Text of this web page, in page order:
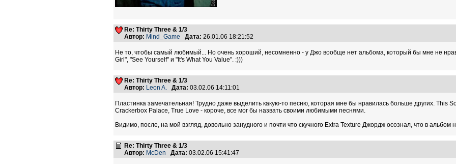
Re: Thirty Three & 1/3
Автор: Mind_Game Дата: 26.01.06 18:21:52
Не то, чтобы самый любимый... Но очень хороший, несомненно - у Джо вообще нет альбома, который бы мне не
Girl", "See Yourself" и "It's What You Value". :)))
Re: Thirty Three & 1/3
Автор: Leon A. Дата: 03.02.06 14:11:01
Пластинка замечательная! Трудно даже выделить какую-то песню, которая мне бы нравилась больше других. This
Crackerbox Palace, True Love - короче, все мог бы назвать своими любимыми песнями.
Видимо, после, на мой взгляд, довольно занудного и почти что скучного Extra Texture Джордж осознал, что в
Re: Thirty Three & 1/3
Автор: McDen Дата: 03.02.06 15:41:47